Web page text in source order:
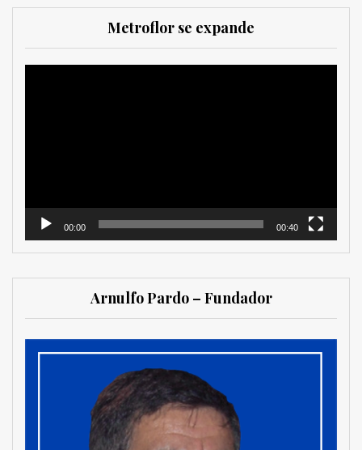
Metroflor se expande
00:00 00:40
Arnulfo Pardo – Fundador